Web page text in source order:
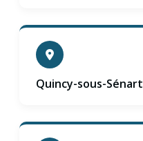
Quincy-sous-Sénart